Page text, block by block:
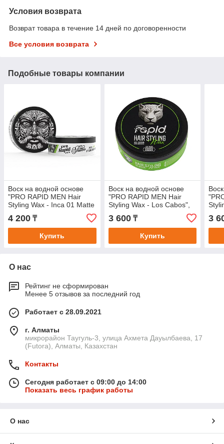
Условия возврата
Возврат товара в течение 14 дней по договоренности
Все условия возврата
Подобные товары компании
Воск на водной основе
"PRO RAPID MEN Hair
Styling Wax - Inca 01 Matte
Tattoo Series", средней
фиксации с
4 200 ₸
Купить
Воск на водной основе
"PRO RAPID MEN Hair
Styling Wax - Los Cabos",
запах "зелёное яблоко".
3 600₸
Купить
3
О нас
Рейтинг не сформирован
Менее 5 отзывов за последний год
Работает с 28.09.2021
г. Алматы
микрорайон Таугуль-3, улица Ахмета Дауылбаева, 17
(Futora), Алматы, Казахстан
Контакты
Сегодня работает с 09:00 до 14:00
Показать весь график работы
О нас